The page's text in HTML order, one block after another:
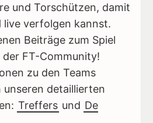
und Torschützen, damit
live verfolgen kannst.
Beiträge zum Spiel
FT-Community!
zu den Teams
detaillierten
Treffers und De